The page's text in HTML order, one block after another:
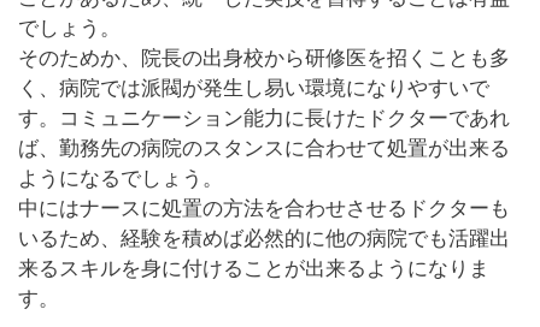
でしょう。
そのためか、院長の出身校から研修医を招くことも多
く、病院では派閥が発生し易い環境になりやすいで
す。コミュニケーション能力に長けたドクターであれ
ば、勤務先の病院のスタンスに合わせて処置が出来る
ようになるでしょう。
中にはナースに処置の方法を合わせさせるドクターも
いるため、経験を積めば必然的に他の病院でも活躍出
来るスキルを身に付けることが出来るようになりま
す。